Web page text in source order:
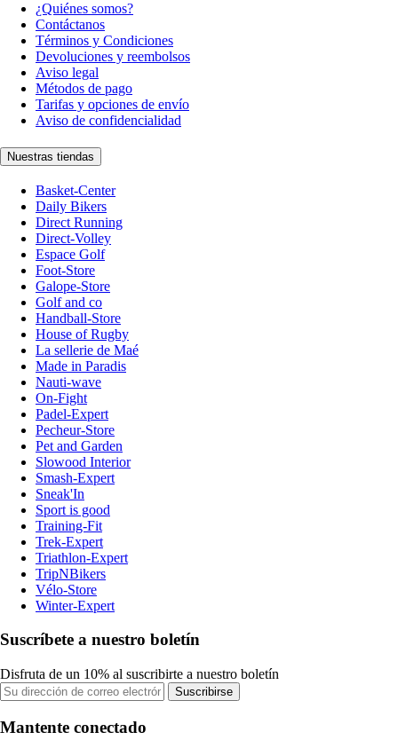
¿Quiénes somos?
Contáctanos
Términos y Condiciones
Devoluciones y reembolsos
Aviso legal
Métodos de pago
Tarifas y opciones de envío
Aviso de confidencialidad
Nuestras tiendas
Basket-Center
Daily Bikers
Direct Running
Direct-Volley
Espace Golf
Foot-Store
Galope-Store
Golf and co
Handball-Store
House of Rugby
La sellerie de Maé
Made in Paradis
Nauti-wave
On-Fight
Padel-Expert
Pecheur-Store
Pet and Garden
Slowood Interior
Smash-Expert
Sneak'In
Sport is good
Training-Fit
Trek-Expert
Triathlon-Expert
TripNBikers
Vélo-Store
Winter-Expert
Suscríbete a nuestro boletín
Disfruta de un 10% al suscribirte a nuestro boletín
Suscribirse
Mantente conectado